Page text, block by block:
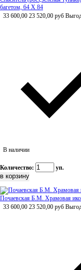
багетом, 64 Х 84
33 600,00 23 520,00 руб
В наличии
Количество: уп.
Почаевская Б.М. Храмовая
33 600,00 23 520,00 руб